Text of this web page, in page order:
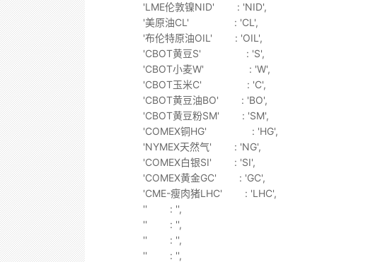
'LME伦敦镍NID' : 'NID',
'美原油CL' : 'CL',
'布伦特原油OIL' : 'OIL',
'CBOT黄豆S' : 'S',
'CBOT小麦W' : 'W',
'CBOT玉米C' : 'C',
'CBOT黄豆油BO' : 'BO',
'CBOT黄豆粉SM' : 'SM',
'COMEX铜HG' : 'HG',
'NYMEX天然气' : 'NG',
'COMEX白银SI' : 'SI',
'COMEX黄金GC' : 'GC',
'CME-瘦肉猪LHC' : 'LHC',
'' : '',
'' : '',
'' : '',
'' : '',